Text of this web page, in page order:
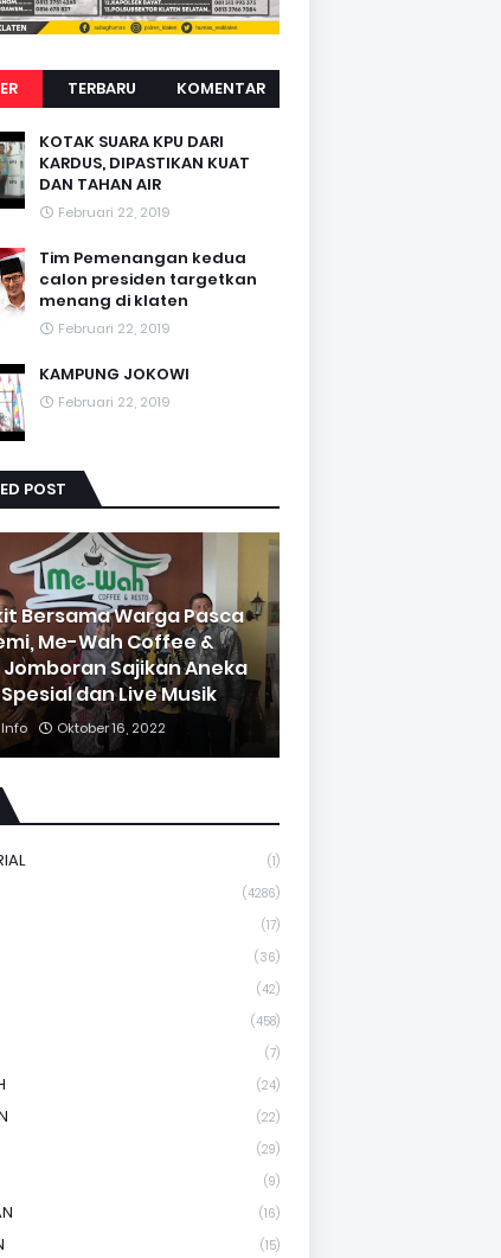
TERBARU KOMENTAR
KOTAK SUARA KPU DARI
KARDUS, DIPASTIKAN KUAT
DAN TAHAN AIR
Februari 22, 2019
Tim Pemenangan kedua
calon presiden targetkan
menang di klaten
Februari 22, 2019
KAMPUNG JOKOWI
Februari 22, 2019
POST
Bersama Warga Pasca
Me-Wah Coffee &
Sajikan Aneka
dan Live Musik
Oktober 16, 2022
(1)
(4286)
(17)
(36)
(42)
(458)
(7)
(24)
(22)
(29)
(9)
(16)
(15)